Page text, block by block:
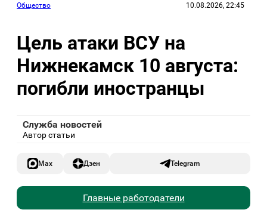
Общество 10.08.2026, 22:45
Цель атаки ВСУ на
Нижнекамск 10 августа:
погибли иностранцы
Служба новостей
Автор статьи
Max Дзен Telegram
Главные работодатели